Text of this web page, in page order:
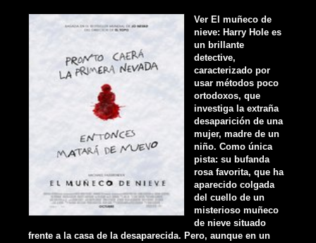
Ver El muñeco de
nieve: Harry Hole es
un brillante
detective,
caracterizado por
usar métodos poco
ortodoxos, que
investiga la extraña
desaparición de una
mujer, madre de un
niño. Como única
pista: su bufanda
rosa favorita, que ha
aparecido colgada
del cuello de un
misterioso muñeco
de nieve situado
frente a la casa de la desaparecida. Pero, aunque en un